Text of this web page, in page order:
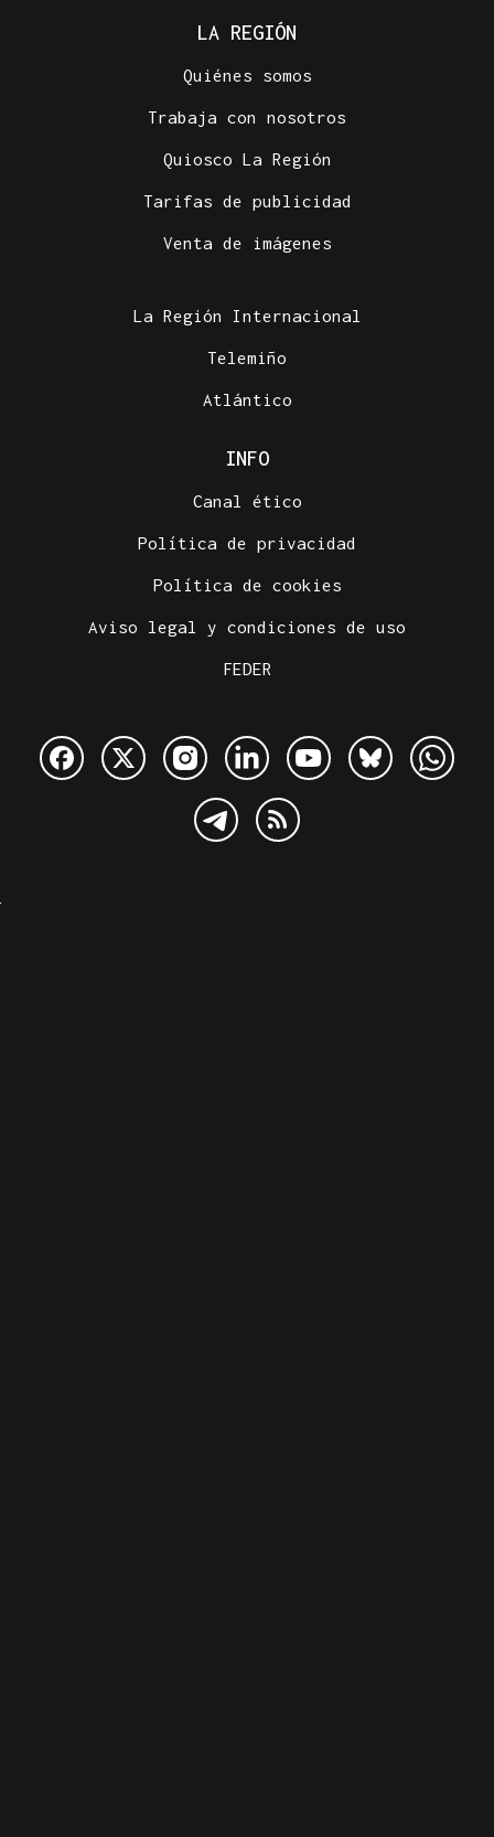
LA REGIÓN
Quiénes somos
Trabaja con nosotros
Quiosco La Región
Tarifas de publicidad
Venta de imágenes
La Región Internacional
Telemiño
Atlántico
INFO
Canal ético
Política de privacidad
Política de cookies
Aviso legal y condiciones de uso
FEDER